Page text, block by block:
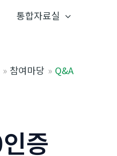
통합자료실
참여마당 Q&A
증